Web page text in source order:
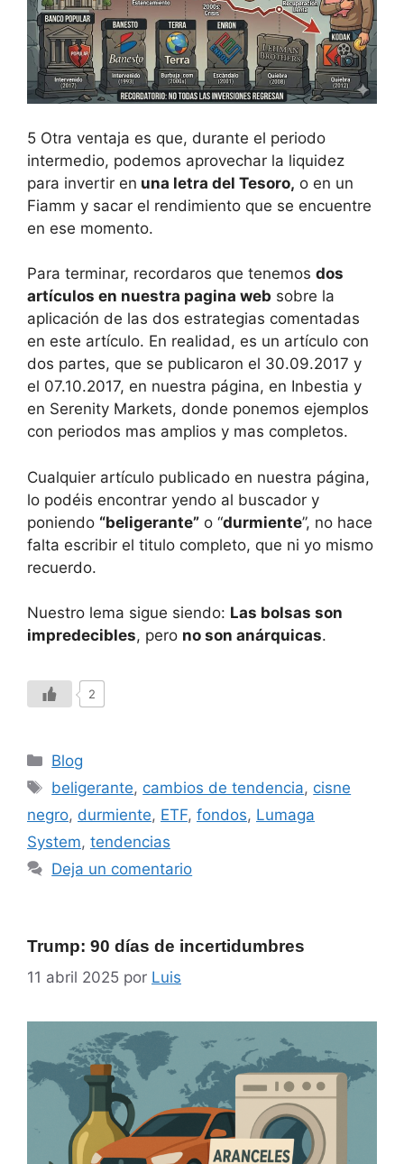
5 Otra ventaja es que, durante el periodo
intermedio, podemos aprovechar la liquidez
para invertir en una letra del Tesoro, o en un
Fiamm y sacar el rendimiento que se encuentre
en ese momento.
Para terminar, recordaros que tenemos dos
artículos en nuestra pagina web sobre la
aplicación de las dos estrategias comentadas
en este artículo. En realidad, es un artículo con
dos partes, que se publicaron el 30.09.2017 y
el 07.10.2017, en nuestra página, en Inbestia y
en Serenity Markets, donde ponemos ejemplos
con periodos mas amplios y mas completos.
Cualquier artículo publicado en nuestra página,
lo podéis encontrar yendo al buscador y
poniendo “beligerante” o “durmiente”, no hace
falta escribir el titulo completo, que ni yo mismo
recuerdo.
Nuestro lema sigue siendo: Las bolsas son
impredecibles, pero no son anárquicas.
2
Blog
beligerante, cambios de tendencia, cisne
negro, durmiente, ETF, fondos, Lumaga
System, tendencias
Deja un comentario
Trump: 90 días de incertidumbres
11 abril 2025 por Luis